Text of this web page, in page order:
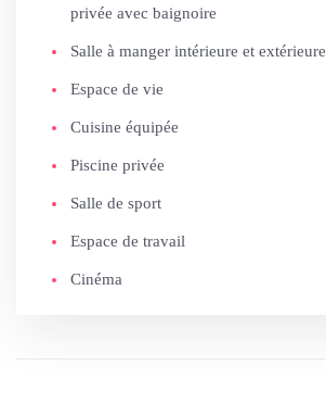
privée avec baignoire
Salle à manger intérieure et extérieure
Espace de vie
Cuisine équipée
Piscine privée
Salle de sport
Espace de travail
Cinéma